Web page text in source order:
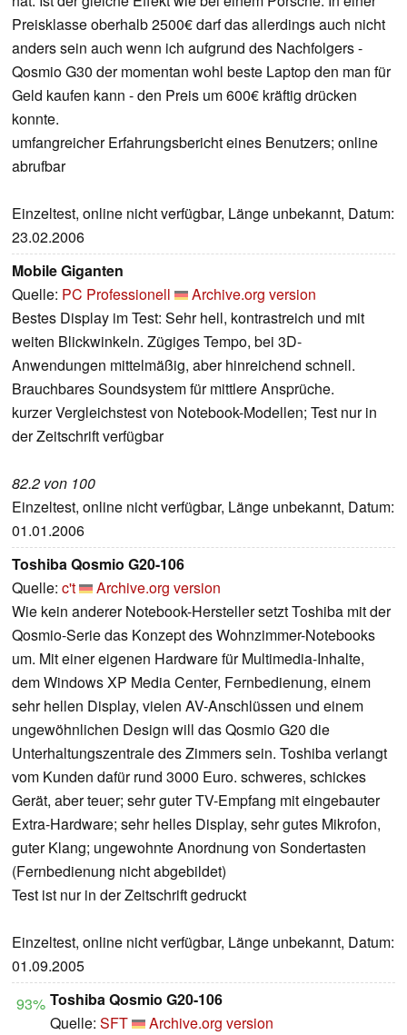
Preisklasse oberhalb 2500€ darf das allerdings auch nicht
anders sein auch wenn ich aufgrund des Nachfolgers -
Qosmio G30 der momentan wohl beste Laptop den man für
Geld kaufen kann - den Preis um 600€ kräftig drücken
konnte.
umfangreicher Erfahrungsbericht eines Benutzers; online
abrufbar
Einzeltest, online nicht verfügbar, Länge unbekannt, Datum:
23.02.2006
Mobile Giganten
Quelle: PC Professionell
Archive.org version
Bestes Display im Test: Sehr hell, kontrastreich und mit
weiten Blickwinkeln. Zügiges Tempo, bei 3D-
Anwendungen mittelmäßig, aber hinreichend schnell.
Brauchbares Soundsystem für mittlere Ansprüche.
kurzer Vergleichstest von Notebook-Modellen; Test nur in
der Zeitschrift verfügbar
82.2 von 100
Einzeltest, online nicht verfügbar, Länge unbekannt, Datum:
01.01.2006
Toshiba Qosmio G20-106
Quelle: c't
Archive.org version
Wie kein anderer Notebook-Hersteller setzt Toshiba mit der
Qosmio-Serie das Konzept des Wohnzimmer-Notebooks
um. Mit einer eigenen Hardware für Multimedia-Inhalte,
dem Windows XP Media Center, Fernbedienung, einem
sehr hellen Display, vielen AV-Anschlüssen und einem
ungewöhnlichen Design will das Qosmio G20 die
Unterhaltungszentrale des Zimmers sein. Toshiba verlangt
vom Kunden dafür rund 3000 Euro. schweres, schickes
Gerät, aber teuer; sehr guter TV-Empfang mit eingebauter
Extra-Hardware; sehr helles Display, sehr gutes Mikrofon,
guter Klang; ungewohnte Anordnung von Sondertasten
(Fernbedienung nicht abgebildet)
Test ist nur in der Zeitschrift gedruckt
Einzeltest, online nicht verfügbar, Länge unbekannt, Datum:
01.09.2005
93% Toshiba Qosmio G20-106
Quelle: SFT
Archive.org version